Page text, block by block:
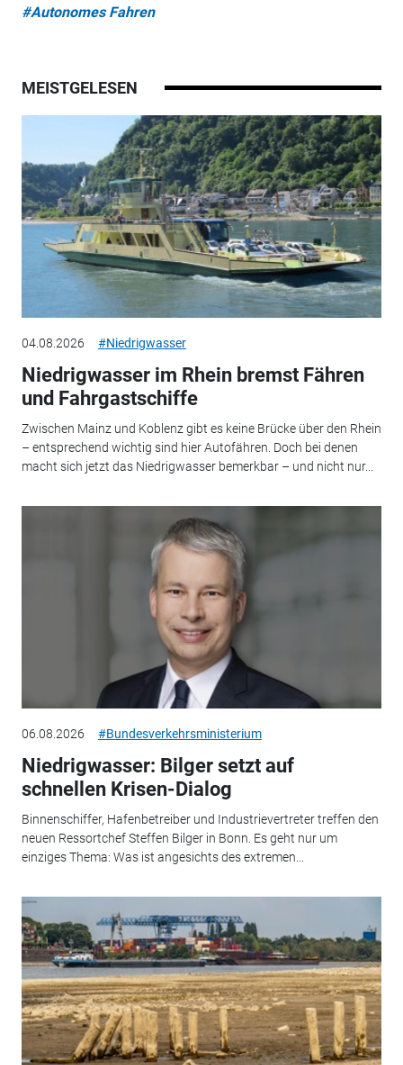
#Autonomes Fahren
MEISTGELESEN
04.08.2026 #Niedrigwasser
Niedrigwasser im Rhein bremst Fähren
und Fahrgastschiffe
Zwischen Mainz und Koblenz gibt es keine Brücke über den Rhein
– entsprechend wichtig sind hier Autofähren. Doch bei denen
macht sich jetzt das Niedrigwasser bemerkbar – und nicht nur...
06.08.2026 #Bundesverkehrsministerium
Niedrigwasser: Bilger setzt auf
schnellen Krisen-Dialog
Binnenschiffer, Hafenbetreiber und Industrievertreter treffen den
neuen Ressortchef Steffen Bilger in Bonn. Es geht nur um
einziges Thema: Was ist angesichts des extremen...